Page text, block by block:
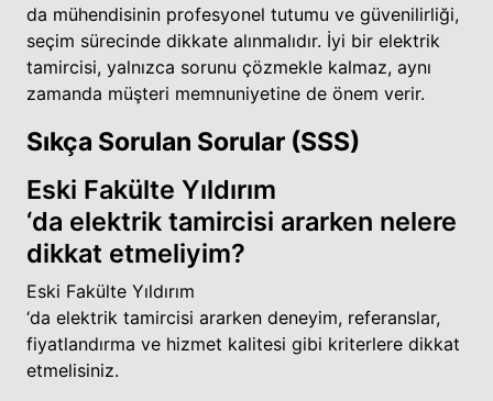
da mühendisinin profesyonel tutumu ve güvenilirliği,
seçim sürecinde dikkate alınmalıdır. İyi bir elektrik
tamircisi, yalnızca sorunu çözmekle kalmaz, aynı
zamanda müşteri memnuniyetine de önem verir.
Sıkça Sorulan Sorular (SSS)
Eski Fakülte Yıldırım
‘da elektrik tamircisi ararken nelere
dikkat etmeliyim?
Eski Fakülte Yıldırım
‘da elektrik tamircisi ararken deneyim, referanslar,
fiyatlandırma ve hizmet kalitesi gibi kriterlere dikkat
etmelisiniz.